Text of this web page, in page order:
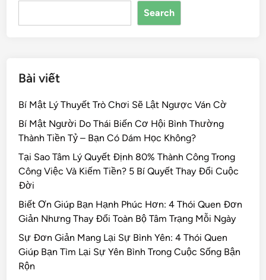
Search
Bài viết
Bí Mật Lý Thuyết Trò Chơi Sẽ Lật Ngược Ván Cờ
Bí Mật Người Do Thái Biến Cơ Hội Bình Thường
Thành Tiền Tỷ – Bạn Có Dám Học Không?
Tại Sao Tâm Lý Quyết Định 80% Thành Công Trong
Công Việc Và Kiếm Tiền? 5 Bí Quyết Thay Đổi Cuộc
Đời
Biết Ơn Giúp Bạn Hạnh Phúc Hơn: 4 Thói Quen Đơn
Giản Nhưng Thay Đổi Toàn Bộ Tâm Trạng Mỗi Ngày
Sự Đơn Giản Mang Lại Sự Bình Yên: 4 Thói Quen
Giúp Bạn Tìm Lại Sự Yên Bình Trong Cuộc Sống Bận
Rộn